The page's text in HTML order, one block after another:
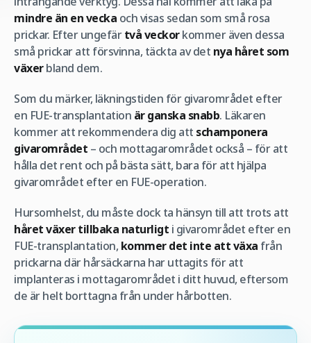
mindre än en vecka och visas sedan som små rosa
prickar. Efter ungefärtvå veckorkommer även dessa
små prickar att försvinna, täckta av det nya håret som
växerbland dem.
Som du märker, läkningstiden för givarområdet efter
en FUE-transplantation är ganska snabb. Läkaren
kommer att rekommendera dig att schamponera
givarområdet – och mottagarområdet också – för att
hålla det rent och på bästa sätt, bara för att hjälpa
givarområdet efter en FUE-operation.
Hursomhelst, du måste dock ta hänsyn till att trots att
håret växer tillbaka naturligt i givarområdet efter en
FUE-transplantation, kommer det inte att växa från
prickarna där hårsäckarna har uttagits för att
implanteras i mottagarområdet i ditt huvud, eftersom
de är helt borttagna från under hårbotten.